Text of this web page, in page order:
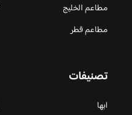
مطاعم الخليج
مطاعم قطر
تصنيفات
ابها